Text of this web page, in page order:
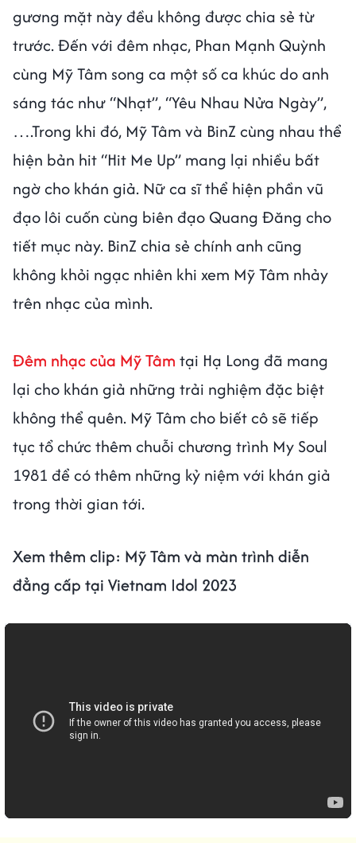
gương mặt này đều không được chia sẻ từ
trước. Đến với đêm nhạc, Phan Mạnh Quỳnh
cùng Mỹ Tâm song ca một số ca khúc do anh
sáng tác như “Nhạt”, “Yêu Nhau Nửa Ngày”,
….Trong khi đó, Mỹ Tâm và BinZ cùng nhau thể
hiện bản hit “Hit Me Up” mang lại nhiều bất
ngờ cho khán giả. Nữ ca sĩ thể hiện phần vũ
đạo lôi cuốn cùng biên đạo Quang Đăng cho
tiết mục này. BinZ chia sẻ chính anh cũng
không khỏi ngạc nhiên khi xem Mỹ Tâm nhảy
trên nhạc của mình.
Đêm nhạc của Mỹ Tâm tại Hạ Long đã mang
lại cho khán giả những trải nghiệm đặc biệt
không thể quên. Mỹ Tâm cho biết cô sẽ tiếp
tục tổ chức thêm chuỗi chương trình My Soul
1981 để có thêm những kỷ niệm với khán giả
trong thời gian tới.
Xem thêm clip: Mỹ Tâm và màn trình diễn
đẳng cấp tại Vietnam Idol 2023